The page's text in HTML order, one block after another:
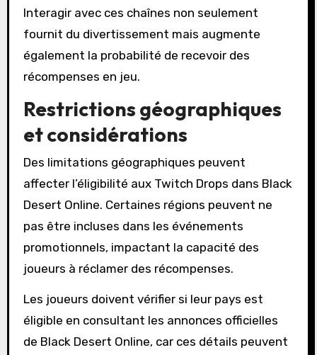
Interagir avec ces chaînes non seulement
fournit du divertissement mais augmente
également la probabilité de recevoir des
récompenses en jeu.
Restrictions géographiques
et considérations
Des limitations géographiques peuvent
affecter l’éligibilité aux Twitch Drops dans Black
Desert Online. Certaines régions peuvent ne
pas être incluses dans les événements
promotionnels, impactant la capacité des
joueurs à réclamer des récompenses.
Les joueurs doivent vérifier si leur pays est
éligible en consultant les annonces officielles
de Black Desert Online, car ces détails peuvent